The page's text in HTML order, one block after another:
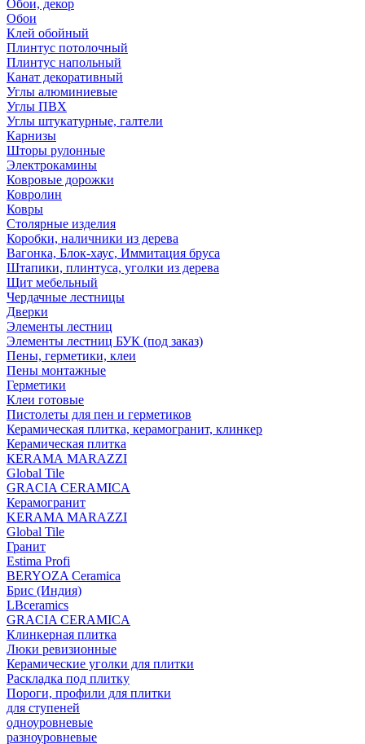
Обои, декор
Обои
Клей обойный
Плинтус потолочный
Плинтус напольный
Канат декоративный
Углы алюминиевые
Углы ПВХ
Углы штукатурные, галтели
Карнизы
Шторы рулонные
Электрокамины
Ковровые дорожки
Ковролин
Ковры
Столярные изделия
Коробки, наличники из дерева
Вагонка, Блок-хаус, Иммитация бруса
Штапики, плинтуса, уголки из дерева
Щит мебельный
Чердачные лестницы
Дверки
Элементы лестниц
Элементы лестниц БУК (под заказ)
Пены, герметики, клеи
Пены монтажные
Герметики
Клеи готовые
Пистолеты для пен и герметиков
Керамическая плитка, керамогранит, клинкер
Керамическая плитка
КЕRАМА MARAZZI
Global Tile
GRACIA CERAMICA
Керамогранит
KERAMA MARAZZI
Global Tile
Гранит
Estima Profi
BERYOZA Ceramica
Брис (Индия)
LBceramics
GRACIA CERAMICA
Клинкерная плитка
Люки ревизионные
Керамические уголки для плитки
Раскладка под плитку
Пороги, профили для плитки
для ступеней
одноуровневые
разноуровневые